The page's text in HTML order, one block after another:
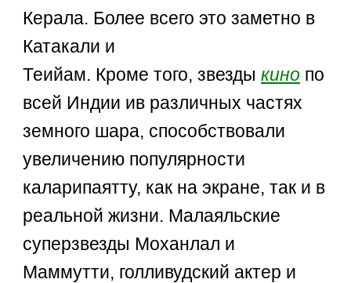
Керала. Более всего это заметно в
Катакали и
Теийам. Кроме того, звездыкино по
всей Индии ив различных частях
земного шара, способствовали
увеличению популярности
каларипаятту, как на экране, так и в
реальной жизни. Малаяльские
суперзвезды Моханлал и
Маммутти, голливудский актер и